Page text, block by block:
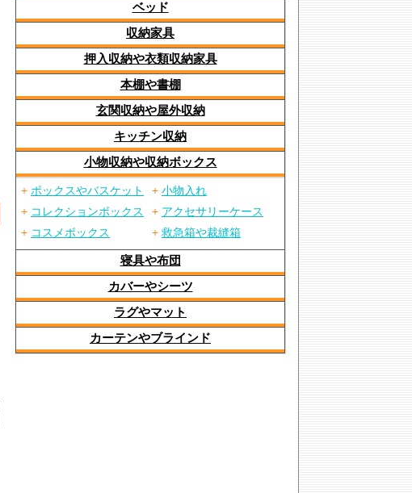
ベッド
収納家具
押入収納や衣類収納家具
本棚や書棚
玄関収納や屋外収納
キッチン収納
小物収納や収納ボックス
+ ボックスやバスケット + 小物入れ
+ コレクションボックス + アクセサリーケース
+ コスメボックス + 救急箱や裁縫箱
寝具や布団
カバーやシーツ
ラグやマット
カーテンやブラインド